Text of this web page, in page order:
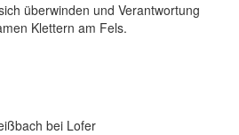
überwinden und Verantwortung
Klettern am Fels.
bei Lofer